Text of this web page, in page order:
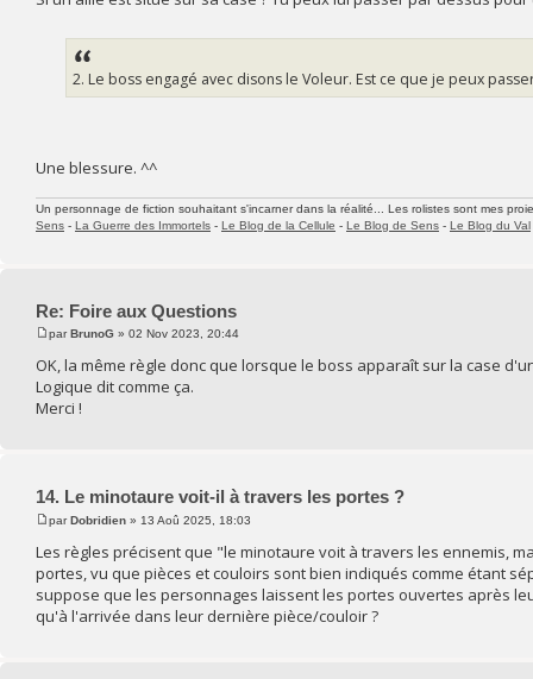
2. Le boss engagé avec disons le Voleur. Est ce que je peux
Une blessure. ^^
Un personnage de fiction souhaitant s'incarner dans la réalité... Les rolistes sont mes
Sens - La Guerre des Immortels - Le Blog de la Cellule - Le Blog de Sens - Le Blog du Val
Re: Foire aux Questions
parBrunoG » 02 Nov 2023, 20:44
OK, la même règle donc que lorsque le boss apparaît sur la case
Logique dit comme ça.
Merci !
14. Le minotaure voit-il à travers les portes ?
parDobridien » 13 Aoû 2025, 18:03
Les règles précisent que "le minotaure voit à travers les ennemis,
portes, vu que pièces et couloirs sont bien indiqués comme étant
suppose que les personnages laissent les portes ouvertes après
qu'à l'arrivée dans leur dernière pièce/couloir ?